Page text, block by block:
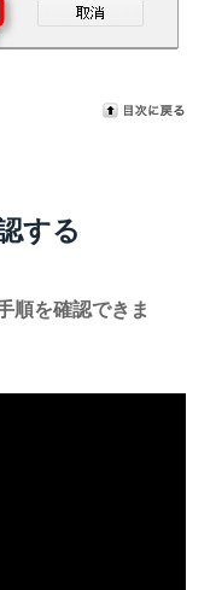
する
順を確認できま